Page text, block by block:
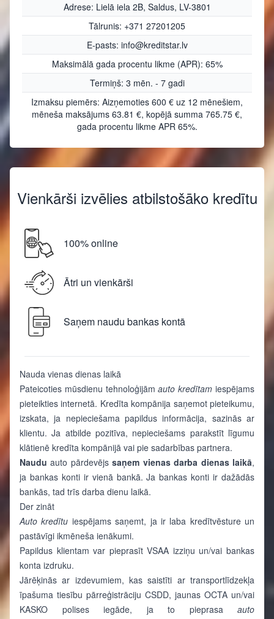
Adrese: Lielā iela 2B, Saldus, LV-3801
Tālrunis: +371 27201205
E-pasts: info@kreditstar.lv
Maksimālā gada procentu likme (APR): 65%
Termiņš: 3 mēn. - 7 gadi
Izmaksu piemērs: Aizņemoties 600 € uz 12 mēnešiem,
mēneša maksājums 63.81 €, kopējā summa 765.75 €,
gada procentu likme APR 65%.
Vienkārši izvēlies atbilstošāko kredītu
100% online
Ātri un vienkārši
Saņem naudu bankas kontā
Nauda vienas dienas laikā
Pateicoties mūsdienu tehnoloģijāmauto kredītam iespējams
pieteikties internetā. Kredīta kompānija saņemot pieteikumu,
izskata, ja nepieciešama papildus informācija, sazinās ar
klientu. Ja atbilde pozitīva, nepieciešams parakstīt līgumu
klātienē kredīta kompānijā vai pie sadarbības partnera.
Naudu auto pārdevējssaņem vienas darba dienas laikā,
ja bankas konti ir vienā bankā. Ja bankas konti ir dažādās
bankās, tad trīs darba dienu laikā.
Der zināt
Auto kredītu iespējams saņemt, ja ir laba kredītvēsture un
pastāvīgi ikmēneša ienākumi.
Papildus klientam var pieprasīt VSAA izziņu un/vai bankas
konta izdruku.
Jārēķinās ar izdevumiem, kas saistīti ar transportlīdzekļa
īpašuma tiesību pārreģistrāciju CSDD, jaunas OCTA un/vai
KASKO polises iegāde, ja to pieprasa auto